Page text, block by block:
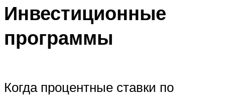
Инвестиционные
программы
Когда процентные ставки по